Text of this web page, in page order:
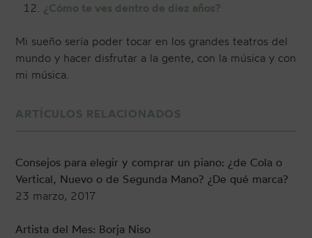
¿Cómo te ves dentro de diez años?
Mi sueño sería poder tocar en los grandes teatros del
mundo y hacer disfrutar a la gente, con la música y con
mi música.
ARTÍCULOS RELACIONADOS
Consejos para elegir y comprar un piano: ¿de Cola o
Vertical, Nuevo o de Segunda Mano? ¿De qué marca?
23 marzo, 2017
Artista del Mes: Borja Niso